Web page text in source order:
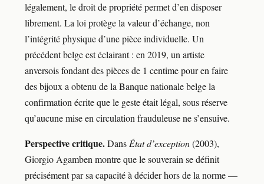
légalement, le droit de propriété permet d’en disposer
librement. La loi protège la valeur d’échange, non
l’intégrité physique d’une pièce individuelle. Un
précédent belge est éclairant : en 2019, un artiste
anversois fondant des pièces de 1 centime pour en faire
des bijoux a obtenu de la Banque nationale belge la
confirmation écrite que le geste était légal, sous réserve
qu’aucune mise en circulation frauduleuse ne s’ensuive.
Perspective critique.Dans État d’exception(2003),
Giorgio Agamben montre que le souverain se définit
précisément par sa capacité à décider hors de la norme —